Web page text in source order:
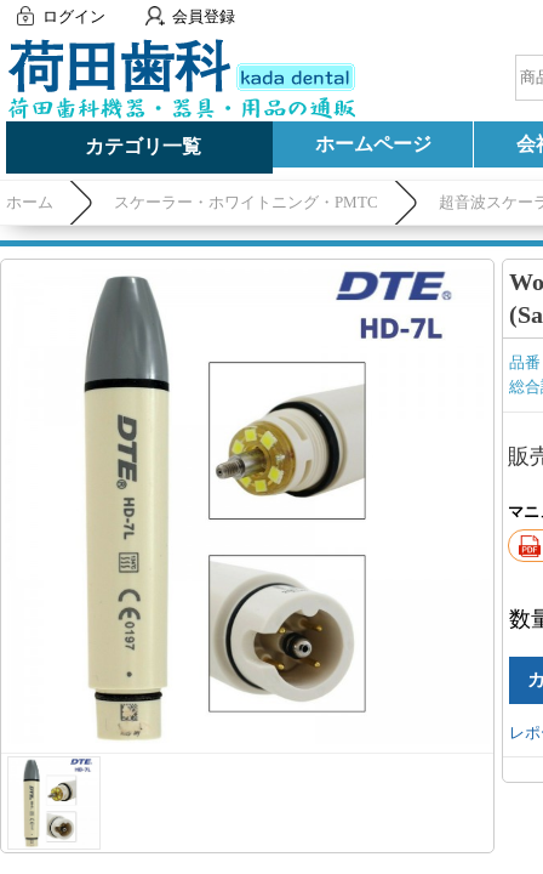
ログイン 会員登録
カテゴリ一覧 ホームページ 会
ホーム スケーラー・ホワイトニング・PMTC 超音波スケー
品
総
販
マ
数
レ